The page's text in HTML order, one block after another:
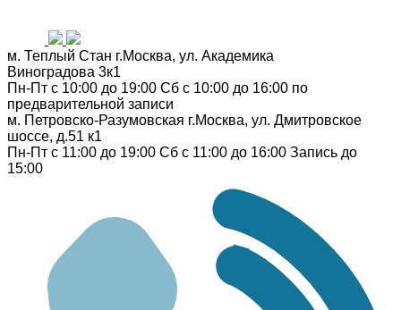
м. Теплый Стан г.Москва, ул. Академика
Виноградова 3к1
Пн-Пт с 10:00 до 19:00 Сб с 10:00 до 16:00 по
предварительной записи
м. Петровско-Разумовская г.Москва, ул. Дмитровское
шоссе, д.51 к1
Пн-Пт с 11:00 до 19:00 Сб с 11:00 до 16:00 Запись до
15:00